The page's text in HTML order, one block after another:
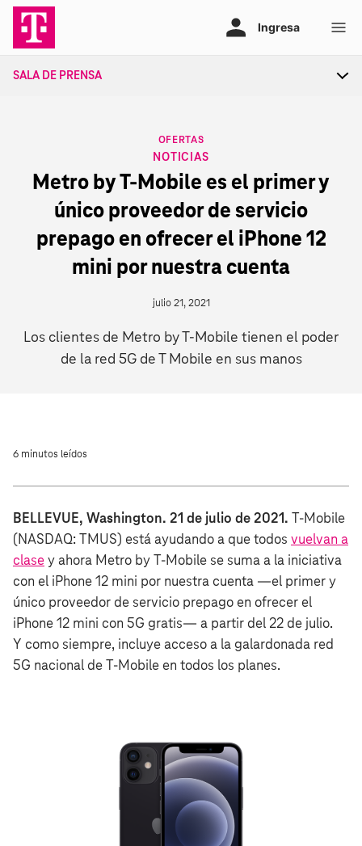
contenido
SALA DE PRENSA
OFERTASCATEGORY
NOTICIAS
Metro by T‑Mobile es el primer y
único proveedor de servicio
prepago en ofrecer el iPhone 12
mini por nuestra cuenta
julio 21, 2021
Los clientes de Metro by T‑Mobile tienen el poder
de la red 5G de T Mobile en sus manos
6 minutos leídos
BELLEVUE, Washington. 21 de julio de 2021. T‑Mobile
(NASDAQ: TMUS) está ayudando a que todos vuelvan a
clase y ahora Metro by T‑Mobile se suma a la iniciativa
con el iPhone 12 mini por nuestra cuenta —el primer y
único proveedor de servicio prepago en ofrecer el
iPhone 12 mini con 5G gratis— a partir del 22 de julio.
Y como siempre, incluye acceso a la galardonada red
5G nacional de T‑Mobile en todos los planes.